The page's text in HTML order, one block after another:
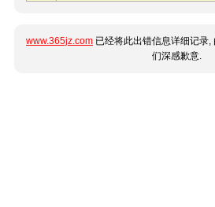
www.365jz.com 已经将此出错信息详细记录
们深感歉意.